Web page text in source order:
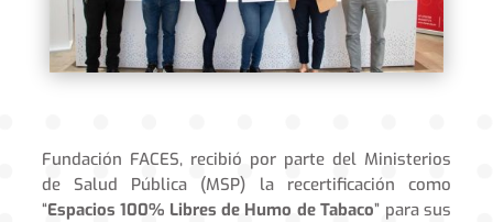
Fundación FACES, recibió por parte del Ministerios
de Salud Pública (MSP) la recertificación como
“Espacios 100% Libres de Humo de Tabaco” para sus